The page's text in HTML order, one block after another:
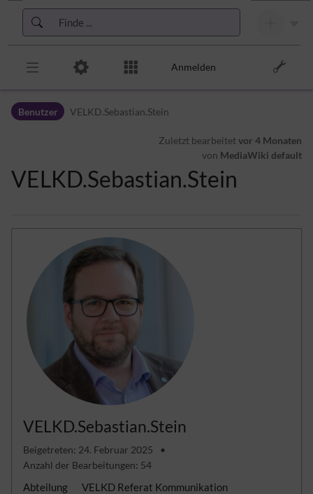
Zur Kopfleiste
Zur Hauptnavigation
Zu den Seitenwerkzeugen
Anmelden
Benutzer VELKD.Sebastian.Stein
Zuletzt bearbeitetvor 4 Monaten
von MediaWiki default
VELKD.Sebastian.Stein
VELKD.Sebastian.Stein
Beigetreten: 24. Februar 2025
Anzahl der Bearbeitungen: 54
Abteilung
VELKD Referat Kommunikation